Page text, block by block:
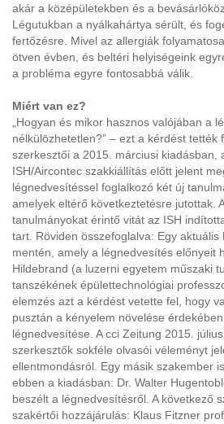
akár a középületekben és a
Légutukban a nyálkahártya sérült, és
fertőzésre. Mivel az allergiák
ötven évben, és beltéri helyiségeink
a probléma egyre fontosabbá válik.
Miért van ez?
„Hogyan és mikor hasznos valójában a
nélkülözhetetlen?” – ezt a kérdést tették
szerkesztői a 2015. márciusi kiadásban,
ISH/Aircontec szakkiállítás előtt jelent
légnedvesítéssel foglalkozó két új
amelyek eltérő következtetésre jutottak.
tanulmányokat érintő vitát az ISH
tart. Röviden összefoglalva: Egy
mentén, amely a légnedvesítés előnyeit
Hildebrand (a luzerni egyetem műszaki
tanszékének épülettechnológiai
elemzés azt a kérdést vetette fel, hogy
pusztán a kényelem növelése
légnedvesítése. A cci Zeitung 2015.
szerkesztők sokféle olvasói véleményt
ellentmondásról. Egy másik szakember
ebben a kiadásban: Dr. Walter
beszélt a légnedvesítésről. A következő
szakértői hozzájárulás: Klaus Fitzner